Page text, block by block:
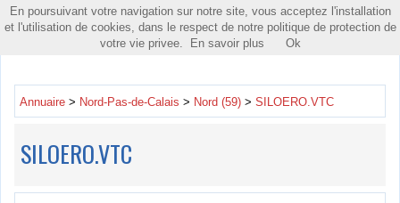
Toggle
Annuaire > Nord-Pas-de-Calais > Nord (59) > SILOERO.VTC
SILOERO.VTC
En poursuivant votre navigation sur notre site, vous acceptez l'installation
et l'utilisation de cookies, dans le respect de notre politique de protection de
votre vie privee.
En savoir plus Ok